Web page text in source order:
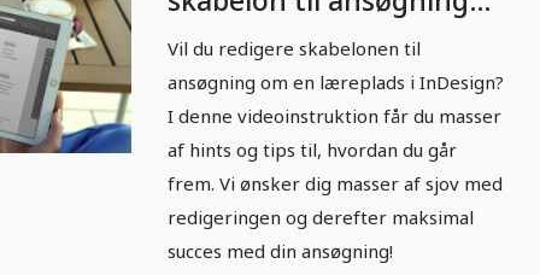
om et praktikophold
Vil du redigere skabelonen til
ansøgning om en læreplads i InDesign?
I denne videoinstruktion får du masser
af hints og tips til, hvordan du går
frem. Vi ønsker dig masser af sjov med
redigeringen og derefter maksimal
succes med din ansøgning!